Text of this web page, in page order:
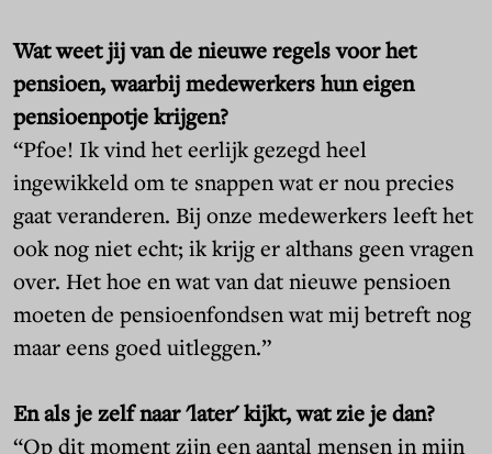
Wat weet jij van de nieuwe regels voor het
pensioen, waarbij medewerkers hun eigen
pensioenpotje krijgen?
“Pfoe! Ik vind het eerlijk gezegd heel
ingewikkeld om te snappen wat er nou precies
gaat veranderen. Bij onze medewerkers leeft het
ook nog niet echt; ik krijg er althans geen vragen
over. Het hoe en wat van dat nieuwe pensioen
moeten de pensioenfondsen wat mij betreft nog
maar eens goed uitleggen.”
En als je zelf naar 'later' kijkt, wat zie je dan?
“Op dit moment zijn een aantal mensen in mijn